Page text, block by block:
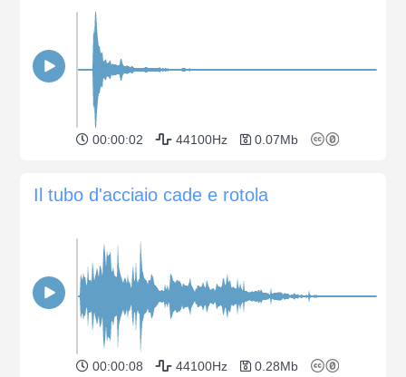
00:00:02 44100Hz 0.07Mb
Il tubo d'acciaio cade e rotola
00:00:08 44100Hz 0.28Mb